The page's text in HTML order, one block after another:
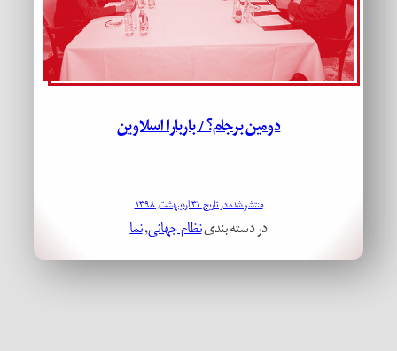
دومین برجام؟ / باربارا اسلاوین
منتشر شده در تاریخ ۳۱ اردیبهشت, ۱۳۹۸
در دسته بندینظام جهانی, نما